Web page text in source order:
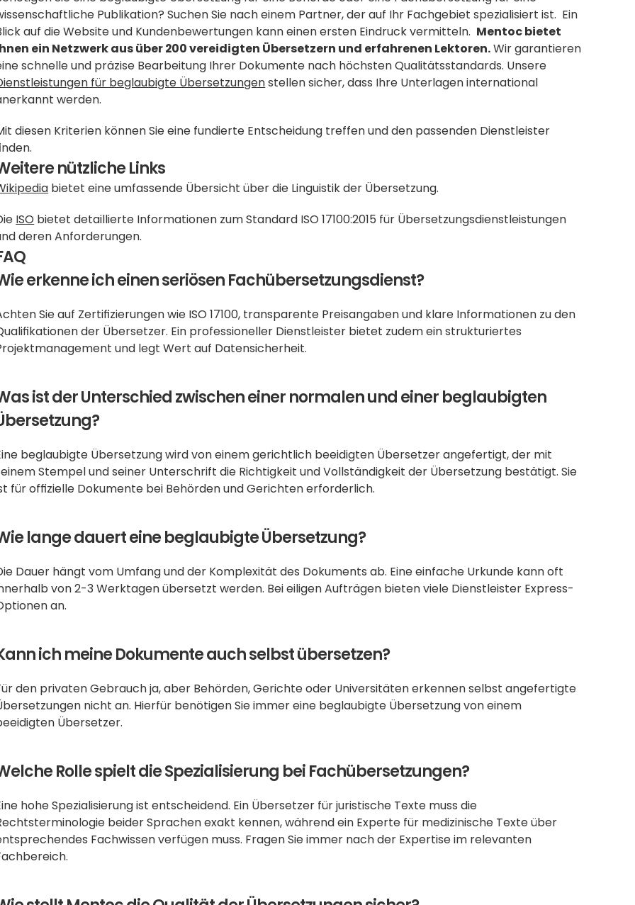
Publikation? Suchen Sie nach einem Partner, der auf Ihr Fachgebiet spezialisiert ist.  Ein
auf die Website und Kundenbewertungen kann einen ersten Eindruck vermitteln. Mentoc bietet
ein Netzwerk aus über 200 vereidigten Übersetzern und erfahrenen Lektoren. Wir garantieren
für beglaubigte Übersetzungen stellen sicher, dass Ihre Unterlagen international
werden.
diesen Kriterien können Sie eine fundierte Entscheidung treffen und den passenden Dienstleister
nützliche Links
bietet eine umfassende Übersicht über die Linguistik der Übersetzung.
ISO bietet detaillierte Informationen zum Standard ISO 17100:2015 für Übersetzungsdienstleistungen
deren Anforderungen.
erkenne ich einen seriösen Fachübersetzungsdienst?
Sie auf Zertifizierungen wie ISO 17100, transparente Preisangaben und klare Informationen zu den
der Übersetzer. Ein professioneller Dienstleister bietet zudem ein strukturiertes
und legt Wert auf Datensicherheit.
ist der Unterschied zwischen einer normalen und einer beglaubigten
beglaubigte Übersetzung wird von einem gerichtlich beeidigten Übersetzer angefertigt, der mit
Stempel und seiner Unterschrift die Richtigkeit und Vollständigkeit der Übersetzung bestätigt. Sie
für offizielle Dokumente bei Behörden und Gerichten erforderlich.
lange dauert eine beglaubigte Übersetzung?
Dauer hängt vom Umfang und der Komplexität des Dokuments ab. Eine einfache Urkunde kann oft
von 2-3 Werktagen übersetzt werden. Bei eiligen Aufträgen bieten viele Dienstleister Express-
an.
ich meine Dokumente auch selbst übersetzen?
den privaten Gebrauch ja, aber Behörden, Gerichte oder Universitäten erkennen selbst angefertigte
nicht an. Hierfür benötigen Sie immer eine beglaubigte Übersetzung von einem
Übersetzer.
Rolle spielt die Spezialisierung bei Fachübersetzungen?
hohe Spezialisierung ist entscheidend. Ein Übersetzer für juristische Texte muss die
beider Sprachen exakt kennen, während ein Experte für medizinische Texte über
Fachwissen verfügen muss. Fragen Sie immer nach der Expertise im relevanten